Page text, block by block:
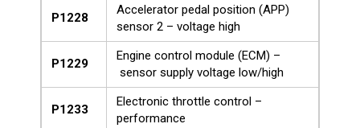
P1228
Accelerator pedal position (APP)
sensor 2 – voltage high
P1229
Engine control module (ECM) –
sensor supply voltage low/high
P1233
Electronic throttle control –
performance